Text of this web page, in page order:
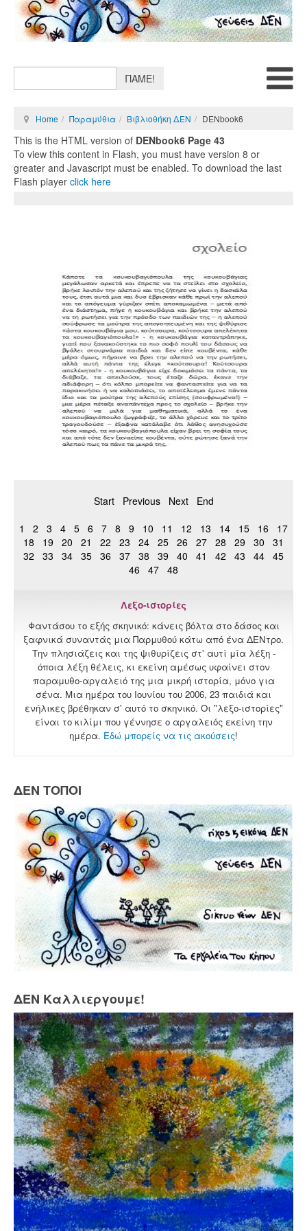
ΠΑΜΕ!
Home Παραμύθια Βιβλιοθήκη ΔΕΝ DENbook6
This is the HTML version of DENbook6 Page 43
To view this content in Flash, you must have version 8 or
greater and Javascript must be enabled. To download the last
Flash player click here
Start Previous Next
End
1
2 3 4 5 6 7 8 9 10 11 12 13 14 15 16
17
18
19 20 21 22 23 24 25 26 27 28 29 30
31
32
33 34 35 36 37 38 39 40 41 42 43 44 45
46
47 48
Λεξο-ιστορίες
Φαντάσου το εξής σκηνικό: κάνεις βόλτα στο δάσος και
ξαφνικά συναντάς μια Παρμυθού κάτω από ένα ΔΕΝτρο.
Την πλησιάζεις και της ψιθυρίζεις στ' αυτί μία λέξη -
όποια λέξη θέλεις, κι εκείνη αμέσως υφαίνει στον
παραμυθο-αργαλειό της μια μικρή ιστορία, μόνο για
σένα. Μια ημέρα του Ιουνίου του 2006, 23 παιδιά και
ενήλικες βρέθηκαν σ' αυτό το σκηνικό. Οι "λεξο-ιστορίες"
είναι το κιλίμι που γέννησε ο αργαλειός εκείνη την
ημέρα. Εδώ μπορείς να τις ακούσεις!
ΔΕΝ ΤΟΠΟΙ
ΔΕΝ Καλλιεργουμε!